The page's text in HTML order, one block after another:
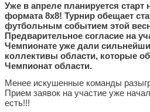
Уже в апреле планируется старт
формата 8х8! Турнир обещает
футбольным событием этой
Предварительное согласие на
Чемпионате уже дали
коллективы области, которые
Чемпионат области.
Менее искушенные команды
Прием заявок на участие уже
есть!!!